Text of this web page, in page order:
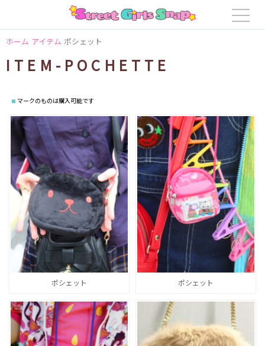
ホーム アイテム ポシェット
ITEM-POCHETTE
マークのものは購入可能です
ポシェット ポシェット